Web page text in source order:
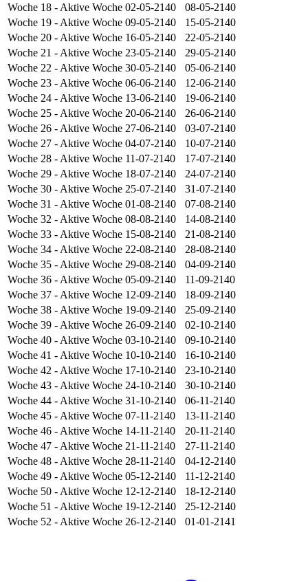
Woche 18 - Aktive Woche 02-05-2140
08-05-2140
Woche 19 - Aktive Woche 09-05-2140
15-05-2140
Woche 20 - Aktive Woche 16-05-2140
22-05-2140
Woche 21 - Aktive Woche 23-05-2140
29-05-2140
Woche 22 - Aktive Woche 30-05-2140
05-06-2140
Woche 23 - Aktive Woche 06-06-2140
12-06-2140
Woche 24 - Aktive Woche 13-06-2140
19-06-2140
Woche 25 - Aktive Woche 20-06-2140
26-06-2140
Woche 26 - Aktive Woche 27-06-2140
03-07-2140
Woche 27 - Aktive Woche 04-07-2140
10-07-2140
Woche 28 - Aktive Woche 11-07-2140
17-07-2140
Woche 29 - Aktive Woche 18-07-2140
24-07-2140
Woche 30 - Aktive Woche 25-07-2140
31-07-2140
Woche 31 - Aktive Woche 01-08-2140
07-08-2140
Woche 32 - Aktive Woche 08-08-2140
14-08-2140
Woche 33 - Aktive Woche 15-08-2140
21-08-2140
Woche 34 - Aktive Woche 22-08-2140
28-08-2140
Woche 35 - Aktive Woche 29-08-2140
04-09-2140
Woche 36 - Aktive Woche 05-09-2140
11-09-2140
Woche 37 - Aktive Woche 12-09-2140
18-09-2140
Woche 38 - Aktive Woche 19-09-2140
25-09-2140
Woche 39 - Aktive Woche 26-09-2140
02-10-2140
Woche 40 - Aktive Woche 03-10-2140
09-10-2140
Woche 41 - Aktive Woche 10-10-2140
16-10-2140
Woche 42 - Aktive Woche 17-10-2140
23-10-2140
Woche 43 - Aktive Woche 24-10-2140
30-10-2140
Woche 44 - Aktive Woche 31-10-2140
06-11-2140
Woche 45 - Aktive Woche 07-11-2140
13-11-2140
Woche 46 - Aktive Woche 14-11-2140
20-11-2140
Woche 47 - Aktive Woche 21-11-2140
27-11-2140
Woche 48 - Aktive Woche 28-11-2140
04-12-2140
Woche 49 - Aktive Woche 05-12-2140
11-12-2140
Woche 50 - Aktive Woche 12-12-2140
18-12-2140
Woche 51 - Aktive Woche 19-12-2140
25-12-2140
Woche 52 - Aktive Woche 26-12-2140 01-01-2141